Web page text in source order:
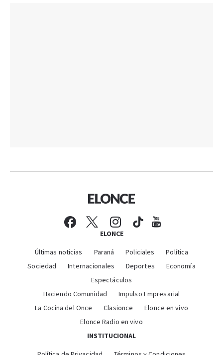
ELONCE
Últimas noticias Paraná Policiales
Política
Sociedad
Internacionales Deportes
Economía
Espectáculos
Haciendo Comunidad
Impulso Empresarial
La Cocina del Once
Clasionce
Elonce en vivo
Elonce Radio en vivo
INSTITUCIONAL